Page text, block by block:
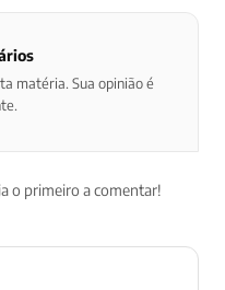
matéria. Sua opinião é
o primeiro a comentar!